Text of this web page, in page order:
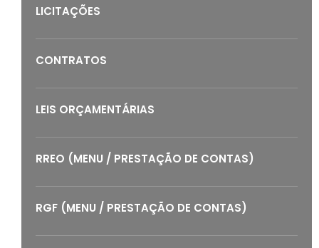
LICITAÇÕES
CONTRATOS
LEIS ORÇAMENTÁRIAS
RREO (MENU / PRESTAÇÃO DE CONTAS)
RGF (MENU / PRESTAÇÃO DE CONTAS)